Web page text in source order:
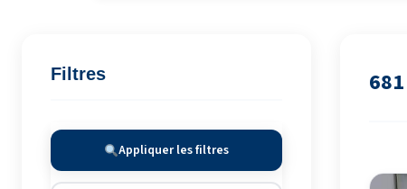
Filtres
Appliquer les filtres
681